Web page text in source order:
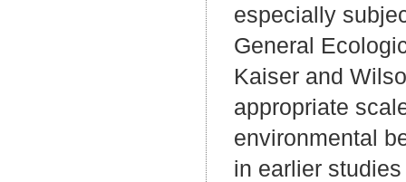
especially
General
Kaiser and
appropriate
environmental
in earlier